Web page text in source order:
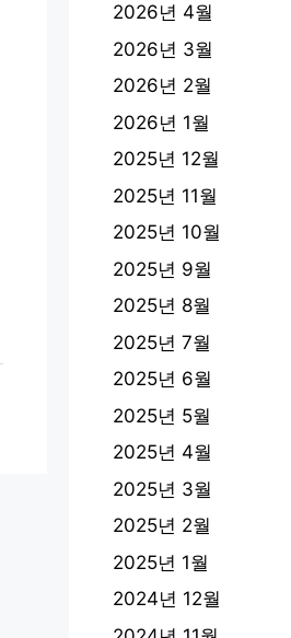
2026년 4월
2026년 3월
2026년 2월
2026년 1월
2025년 12월
2025년 11월
2025년 10월
2025년 9월
2025년 8월
2025년 7월
2025년 6월
2025년 5월
2025년 4월
2025년 3월
2025년 2월
2025년 1월
2024년 12월